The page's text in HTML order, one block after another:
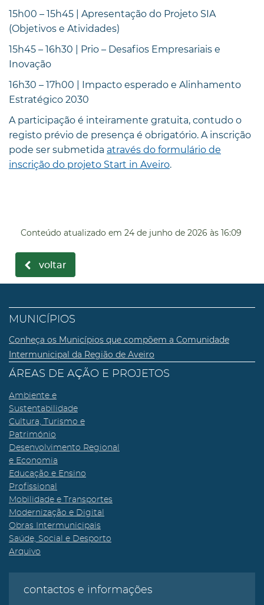
15h00 – 15h45 | Apresentação do Projeto SIA
(Objetivos e Atividades)
15h45 – 16h30 | Prio – Desafios Empresariais e
Inovação
16h30 – 17h00 | Impacto esperado e Alinhamento
Estratégico 2030
A participação é inteiramente gratuita, contudo o
registo prévio de presença é obrigatório. A inscrição
pode ser submetida através do formulário de
inscrição do projeto Start in Aveiro.
Conteúdo atualizado em 24 de junho de 2026 às 16:09
voltar
MUNICÍPIOS
Conheça os Municípios que compõem a Comunidade
Intermunicipal da Região de Aveiro
ÁREAS DE AÇÃO E PROJETOS
Ambiente e
Sustentabilidade
Cultura, Turismo e
Património
Desenvolvimento Regional
e Economia
Educação e Ensino
Profissional
Mobilidade e Transportes
Modernização e Digital
Obras Intermunicipais
Saúde, Social e Desporto
Arquivo
contactos e informações